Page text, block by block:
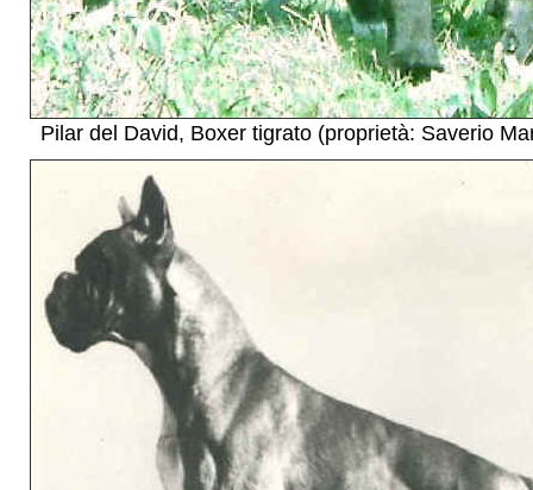
Pilar del David, Boxer tigrato (proprietà: Saverio